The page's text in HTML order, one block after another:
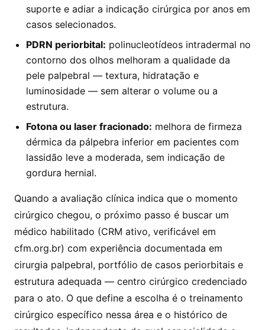
suporte e adiar a indicação cirúrgica por anos em
casos selecionados.
PDRN periorbital: polinucleotídeos intradermal no
contorno dos olhos melhoram a qualidade da
pele palpebral — textura, hidratação e
luminosidade — sem alterar o volume ou a
estrutura.
Fotona ou laser fracionado: melhora de firmeza
dérmica da pálpebra inferior em pacientes com
lassidão leve a moderada, sem indicação de
gordura hernial.
Quando a avaliação clínica indica que o momento
cirúrgico chegou, o próximo passo é buscar um
médico habilitado (CRM ativo, verificável em
cfm.org.br) com experiência documentada em
cirurgia palpebral, portfólio de casos periorbitais e
estrutura adequada — centro cirúrgico credenciado
para o ato. O que define a escolha é o treinamento
cirúrgico específico nessa área e o histórico de